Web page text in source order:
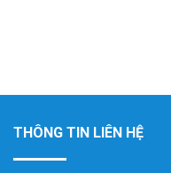
THÔNG TIN LIÊN HỆ